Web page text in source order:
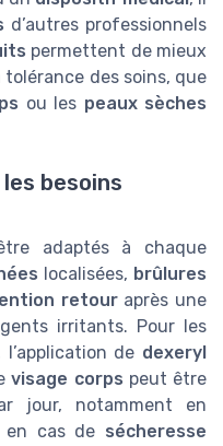
d’autres professionnels
permettent de mieux
des soins, que
ou les peaux sèches
besoins
adaptés à chaque
localisées, brûlures
retouraprès une
irritants. Pour les
l’application de dexeryl
visage corps peut être
jour, notamment en
cas de sécheresse